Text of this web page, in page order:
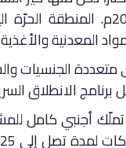
هكتار، تم تأجير ما يتجاوز 63% منها
المعدنية
متعددة الجنسيات
الانطلاق
أجنبي كامل